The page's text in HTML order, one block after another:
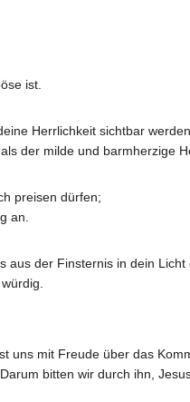
ist.
Herrlichkeit sichtbar
der milde und barmherzige
preisen dürfen;
an.
aus der Finsternis in dein Licht
uns mit Freude über das
bitten wir durch ihn,